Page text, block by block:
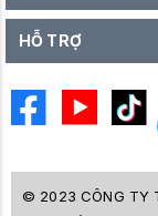
HỖ TRỢ
© 2023 CÔNG TY